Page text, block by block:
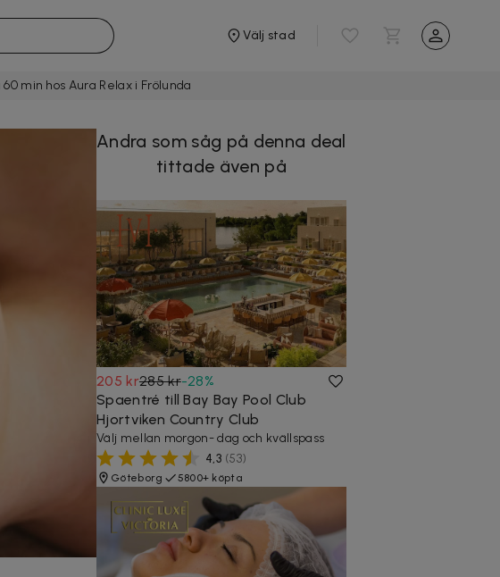
Välj stad
min hos Aura Relax i Frölunda
Andra som såg på denna deal
tittade även på
205 kr285 kr-28%
Spaentré till Bay Bay Pool Club
Hjortviken Country Club
Välj mellan morgon- dag och kvällspass
4,3 (53)
Göteborg 5800+ köpta